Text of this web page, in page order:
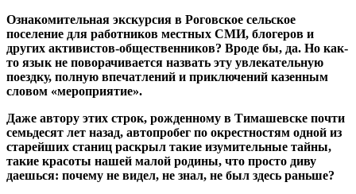
Ознакомительная экскурсия в Роговское сельское
поселение для работников местных СМИ, блогеров и
других активистов-общественников? Вроде бы, да. Но как-
то язык не поворачивается назвать эту увлекательную
поездку, полную впечатлений и приключений казенным
словом «мероприятие».
Даже автору этих строк, рожденному в Тимашевске почти
семьдесят лет назад, автопробег по окрестностям одной из
старейших станиц раскрыл такие изумительные тайны,
такие красоты нашей малой родины, что просто диву
даешься: почему не видел, не знал, не был здесь раньше?